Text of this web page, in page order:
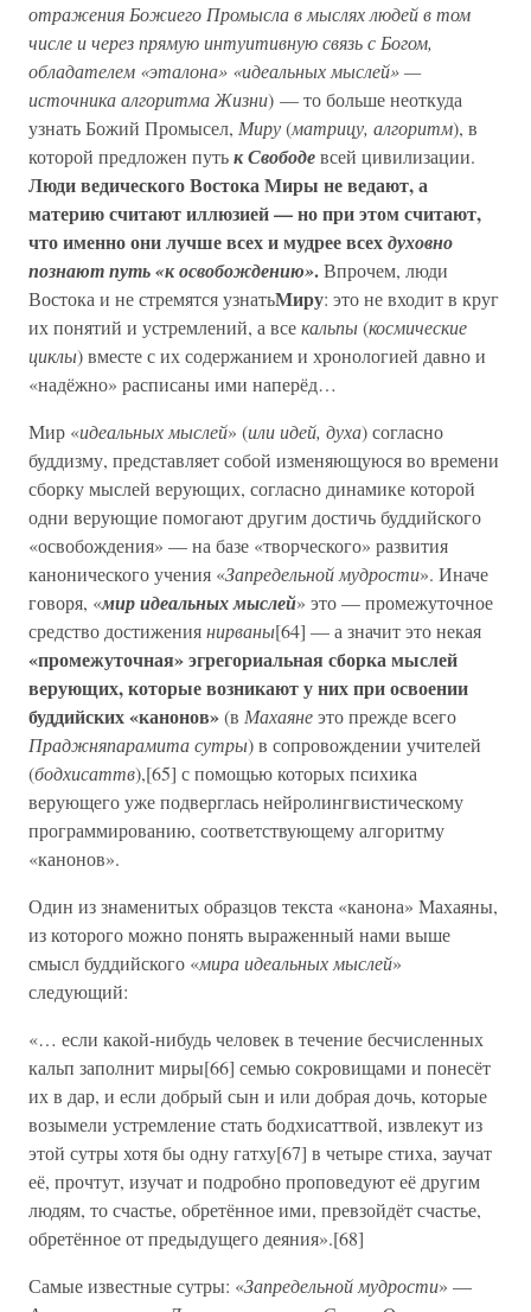
отражения Божиего Промысла в мыслях людей в том
числе и через прямую интуитивную связь с Богом,
обладателем «эталона» «идеальных мыслей» —
источника алгоритма Жизни) — то больше неоткуда
узнать Божий Промысел, Миру(матрицу, алгоритм), в
которой предложен путьк Свободевсей цивилизации.
Люди ведического Востока Миры не ведают, а
материю считают иллюзией — но при этом считают,
что именно они лучше всех и мудрее всехдуховно
познают путь «к освобождению».Впрочем, люди
Востока и не стремятся узнатьМиру: это не входит в круг
их понятий и устремлений, а всекальпы(космические
циклы) вместе с их содержанием и хронологией давно и
«надёжно» расписаны ими наперёд…
Мир «идеальных мыслей» (или идей, духа) согласно
буддизму, представляет собой изменяющуюся во времени
сборку мыслей верующих, согласно динамике которой
одни верующие помогают другим достичь буддийского
«освобождения» — на базе «творческого» развития
канонического учения «Запредельной мудрости». Иначе
говоря, «мир идеальных мыслей» это — промежуточное
средство достижениянирваны[64] — а значит это некая
«промежуточная» эгрегориальная сборка мыслей
верующих, которые возникают у них при освоении
буддийских «канонов»(в Махаянеэто прежде всего
Праджняпарамита сутры) в сопровождении учителей
(бодхисаттв),[65] с помощью которых психика
верующего уже подверглась нейролингвистическому
программированию, соответствующему алгоритму
«канонов».
Один из знаменитых образцов текста «канона» Махаяны,
из которого можно понять выраженный нами выше
смысл буддийского «мира идеальных мыслей»
следующий:
«… если какой-нибудь человек в течение бесчисленных
кальп заполнит миры[66] семью сокровищами и понесёт
их в дар, и если добрый сын и или добрая дочь, которые
возымели устремление стать бодхисаттвой, извлекут из
этой сутры хотя бы одну гатху[67] в четыре стиха, заучат
её, прочтут, изучат и подробно проповедуют её другим
людям, то счастье, обретённое ими, превзойдёт счастье,
обретённое от предыдущего деяния».[68]
Самые известные сутры: «Запредельной мудрости» —